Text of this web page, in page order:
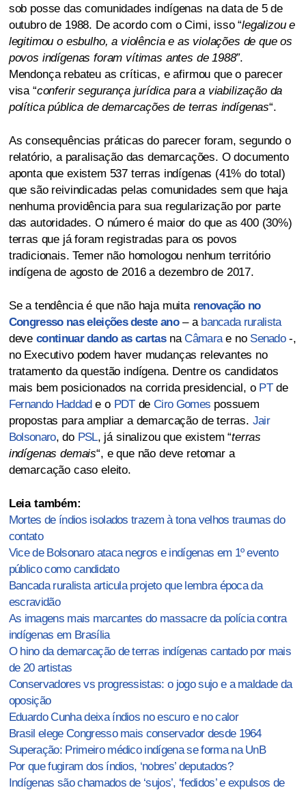
sob posse das comunidades indígenas na data de 5 de
outubro de 1988. De acordo com o Cimi, isso “legalizou e
legitimou o esbulho, a violência e as violações de que os
povos indígenas foram vítimas antes de 1988”.
Mendonça rebateu as críticas, e afirmou que o parecer
visa “conferir segurança jurídica para a viabilização da
política pública de demarcações de terras indígenas“.
As consequências práticas do parecer foram, segundo o
relatório, a paralisação das demarcações. O documento
aponta que existem 537 terras indígenas (41% do total)
que são reivindicadas pelas comunidades sem que haja
nenhuma providência para sua regularização por parte
das autoridades. O número é maior do que as 400 (30%)
terras que já foram registradas para os povos
tradicionais. Temer não homologou nenhum território
indígena de agosto de 2016 a dezembro de 2017.
Se a tendência é que não haja muita renovação no
Congresso nas eleições deste ano– a bancada ruralista
deve continuar dando as cartasnaCâmarae no Senado-,
no Executivo podem haver mudanças relevantes no
tratamento da questão indígena. Dentre os candidatos
mais bem posicionados na corrida presidencial, o PTde
Fernando Haddad e o PDTdeCiro Gomes possuem
propostas para ampliar a demarcação de terras. Jair
Bolsonaro, do PSL, já sinalizou que existem “terras
indígenas demais“, e que não deve retomar a
demarcação caso eleito.
Leia também:
Mortes de índios isolados trazem à tona velhos traumas do
contato
Vice de Bolsonaro ataca negros e indígenas em 1º evento
público como candidato
Bancada ruralista articula projeto que lembra época da
escravidão
As imagens mais marcantes do massacre da polícia contra
indígenas em Brasília
O hino da demarcação de terras indígenas cantado por mais
de 20 artistas
Conservadores vs progressistas: o jogo sujo e a maldade da
oposição
Eduardo Cunha deixa índios no escuro e no calor
Brasil elege Congresso mais conservador desde 1964
Superação: Primeiro médico indígena se forma na UnB
Por que fugiram dos índios, ‘nobres’ deputados?
Indígenas são chamados de ‘sujos’, ‘fedidos’ e expulsos de